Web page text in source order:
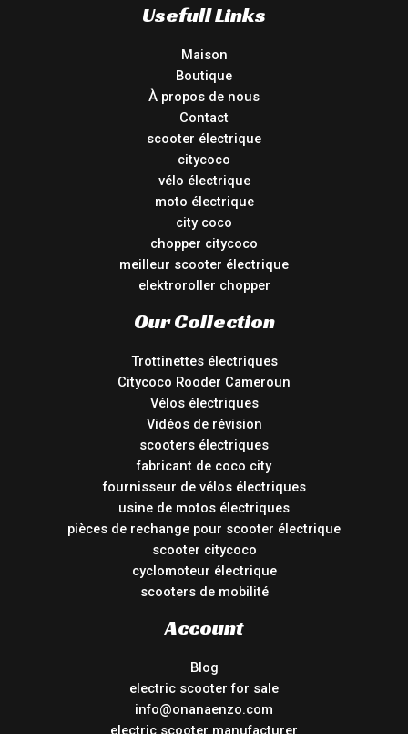
Usefull Links
Maison
Boutique
À propos de nous
Contact
scooter électrique
citycoco
vélo électrique
moto électrique
city coco
chopper citycoco
meilleur scooter électrique
elektroroller chopper
Our Collection
Trottinettes électriques
Citycoco Rooder Cameroun
Vélos électriques
Vidéos de révision
scooters électriques
fabricant de coco city
fournisseur de vélos électriques
usine de motos électriques
pièces de rechange pour scooter électrique
scooter citycoco
cyclomoteur électrique
scooters de mobilité
Account
Blog
electric scooter for sale
info@onanaenzo.com
electric scooter manufacturer